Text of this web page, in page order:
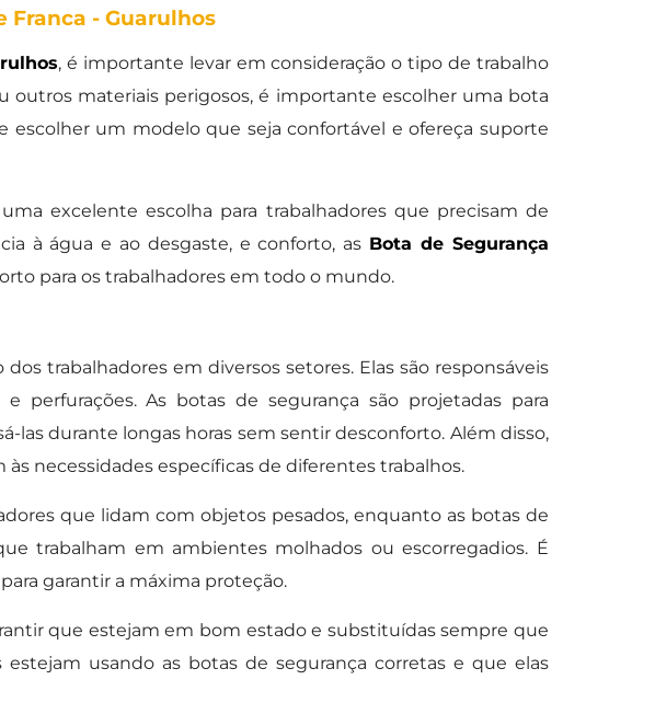
Franca - Guarulhos
, é importante levar em consideração o tipo de trabalho
outros materiais perigosos, é importante escolher uma bota
um modelo que seja confortável e ofereça suporte
excelente escolha para trabalhadores que precisam de
à água e ao desgaste, e conforto, as Bota de Segurança
para os trabalhadores em todo o mundo.
trabalhadores em diversos setores. Elas são responsáveis
As botas de segurança são projetadas para
las durante longas horas sem sentir desconforto. Além disso,
necessidades específicas de diferentes trabalhos.
que lidam com objetos pesados, enquanto as botas de
trabalham em ambientes molhados ou escorregadios. É
garantir a máxima proteção.
que estejam em bom estado e substituídas sempre que
usando as botas de segurança corretas e que elas